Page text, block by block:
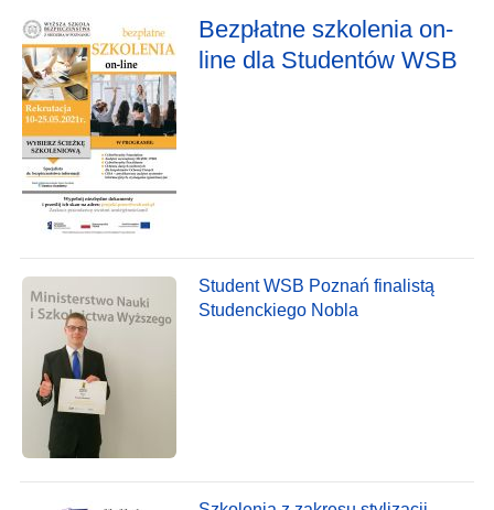
Bezpłatne szkolenia on-
line dla Studentów WSB
Student WSB Poznań finalistą
Studenckiego Nobla